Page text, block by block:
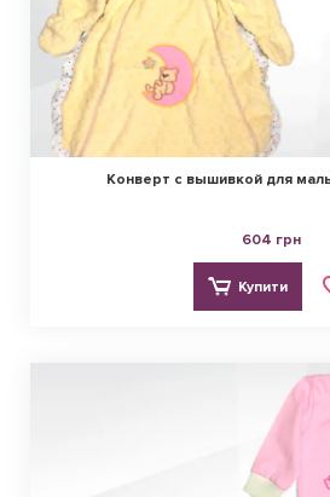
Конверт с вышивкой для
604 грн
Купити